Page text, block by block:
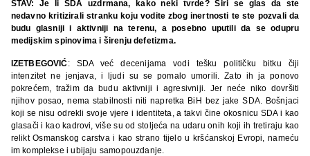
STAV: Je li SDA uzdrmana, kako neki tvrde? Širi se glas da ste
nedavno kritizirali stranku koju vodite zbog inertnosti te ste pozvali da
budu glasniji i aktivniji na terenu, a posebno uputili da se odupru
medijskim spinovima i širenju defetizma.
IZETBEGOVIĆ: SDA već decenijama vodi tešku političku bitku čiji
intenzitet ne jenjava, i ljudi su se pomalo umorili. Zato ih ja ponovo
pokrećem, tražim da budu aktivniji i agresivniji. Jer neće niko dovršiti
njihov posao, nema stabilnosti niti napretka BiH bez jake SDA. Bošnjaci
koji se nisu odrekli svoje vjere i identiteta, a takvi čine okosnicu SDA i kao
glasači i kao kadrovi, više su od stoljeća na udaru onih koji ih tretiraju kao
relikt Osmanskog carstva i kao strano tijelo u kršćanskoj Evropi, nameću
im komplekse i ubijaju samopouzdanje.